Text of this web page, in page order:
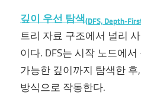
깊이 우선 탐색(DFS, Depth-
트리 자료 구조에서 널리
이다. DFS는 시작 노드에
가능한 깊이까지 탐색한
방식으로 작동한다.